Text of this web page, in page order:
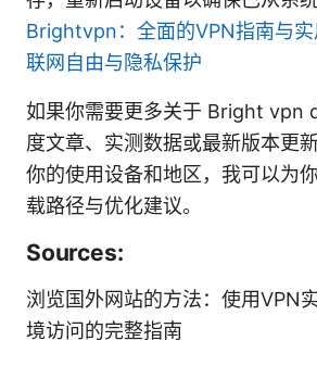
Brightvpn：全面的VPN指南与
联网自由与隐私保护
如果你需要更多关于 Bright vpn
度文章、实测数据或最新版本更
你的使用设备和地区，我可以为
载路径与优化建议。
Sources:
浏览国外网站的方法：使用VPN
境访问的完整指南